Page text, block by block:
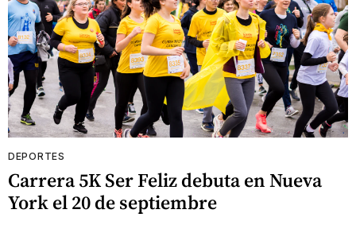
DEPORTES
Carrera 5K Ser Feliz debuta en Nueva
York el 20 de septiembre